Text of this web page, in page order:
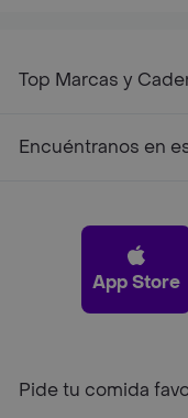
Top Marcas y
Encuéntranos en
App Store
Pide tu comida